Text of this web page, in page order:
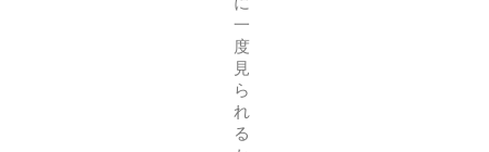
一
度
見
ら
れ
る